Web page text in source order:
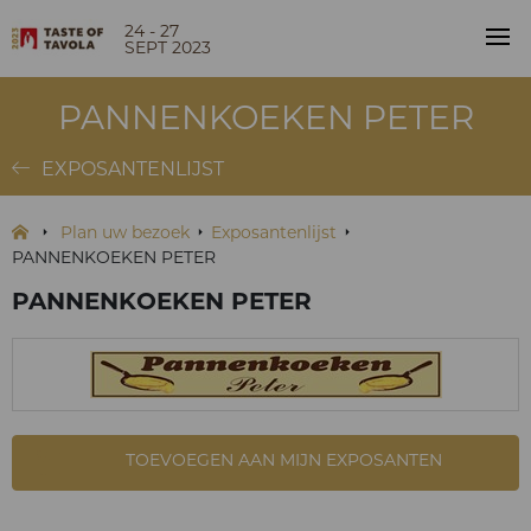
24 - 27
SEPT 2023
PANNENKOEKEN PETER
EXPOSANTENLIJST
Plan uw bezoek
Exposantenlijst
PANNENKOEKEN PETER
PANNENKOEKEN PETER
TOEVOEGEN AAN MIJN EXPOSANTEN